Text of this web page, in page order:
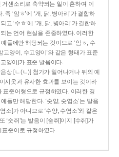
센소리로 축약되는 일이 흔하여 이
‘암ㅎ’에 ‘개, 닭, 병아리’가 결합하
고 ‘수ㅎ’에 ‘개, 닭, 병아리’가 결합하
는 언어 현실을 존중하였다. 이러한
들에만 해당되는 것이므로 ‘암ㅎ, 수
고양이, 수고양이’와 같은 형태가 표준
양이]가 표준 발음이다.
상 [ㄴ(ㄴ)] 첨가가 일어나거나 뒤의 예
시옷과 유사한 효과를 보이는 것이라
표준어형으로 규정하였다. 이러한 경
들만 해당한다. ‘숫양, 숫염소’는 발음
소]가 아니므로 ‘수양, 수염소’와 같은
‘숫쥐’는 발음이 [숟쮜]이지 [수쥐]가
표준어로 규정하였다.